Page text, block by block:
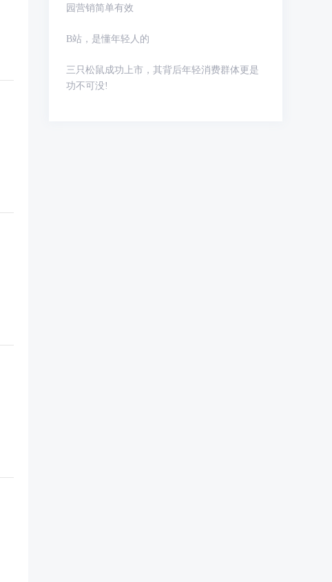
园营销简单有效
B站，是懂年轻人的
三只松鼠成功上市，其背后年轻消费群体更是
功不可没!